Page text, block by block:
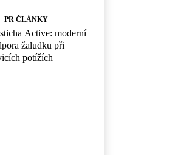
PR ČLÁNKY
Active: moderní
žaludku při
potížích